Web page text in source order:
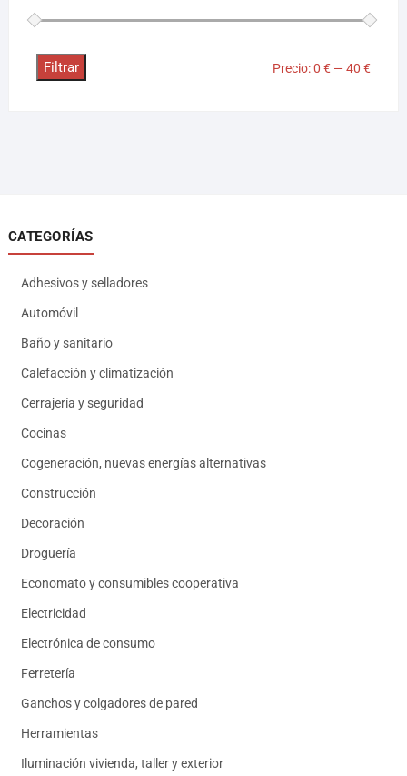
Filtrar Precio:0 € —40 €
CATEGORÍAS
Adhesivos y selladores
Automóvil
Baño y sanitario
Calefacción y climatización
Cerrajería y seguridad
Cocinas
Cogeneración, nuevas energías alternativas
Construcción
Decoración
Droguería
Economato y consumibles cooperativa
Electricidad
Electrónica de consumo
Ferretería
Ganchos y colgadores de pared
Herramientas
Iluminación vivienda, taller y exterior